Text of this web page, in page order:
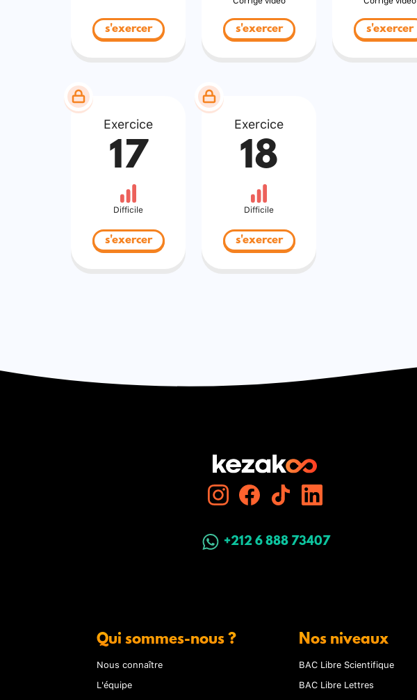
s'exercer s'exercer s'exercer
Exercice
17
Difficile
s'exercer
Exercice
18
Difficile
s'exercer
+212 6 888 73407
Qui sommes-nous ?
Nous connaître
L'équipe
Nos niveaux
BAC Libre Scientifique
BAC Libre Lettres